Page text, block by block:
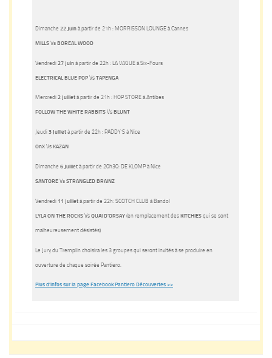
Dimanche 22 Juin à partir de 21h : MORRISSON LOUNGE à Cannes
MILLS Vs BOREAL WOOD
Vendredi 27 Juin à partir de 22h : LA VAGUE à Six-Fours
ELECTRICAL BLUE POP Vs TAPENGA
Mercredi 2 Juillet à partir de 21h : HOP STORE à Antibes
FOLLOW THE WHITE RABBITS Vs BLUNT
Jeudi 3 Juillet à partir de 22h : PADDY’S à Nice
OnX Vs KAZAN
Dimanche 6 Juillet à partir de 20h30: DE KLOMP à Nice
SANTORE Vs STRANGLED BRAINZ
Vendredi 11 Juillet à partir de 22h: SCOTCH CLUB à Bandol
LYLA ON THE ROCKS Vs QUAI D’ORSAY (en remplacement des KITCHIES qui se sont
malheureusement désistés)
Le Jury du Tremplin choisira les 3 groupes qui seront invités à se produire en
ouverture de chaque soirée Pantiero.
Plus d’infos sur la page Facebook Pantiero Découvertes >>